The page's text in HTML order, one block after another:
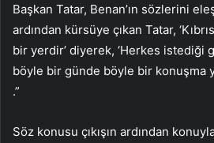
Başkan Tatar, Benan’ın sözlerini
ardından kürsüye çıkan Tatar,
bir yerdir’ diyerek, ‘Herkes istediği
böyle bir günde böyle bir konuşma
.”
Söz konusu çıkışın ardından